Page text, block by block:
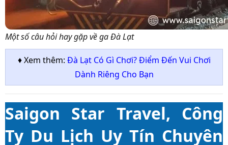
Một số câu hỏi hay gặp về ga Đà Lạt
♦ Xem thêm: Đà Lạt Có Gì Chơi? Điểm Đến Vui Chơi
Dành Riêng Cho Bạn
Saigon Star Travel, Công
Ty Du Lịch Uy Tín Chuyên